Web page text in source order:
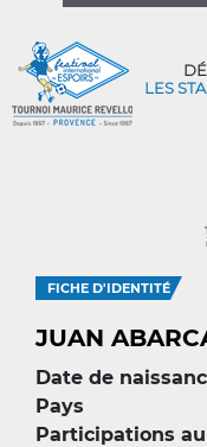
LES
FICHE D'IDENTITÉ
JUAN
Date de
Pays
Participations au